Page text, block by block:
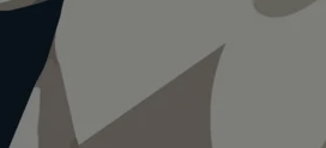
Tessin Funicolare Locarno